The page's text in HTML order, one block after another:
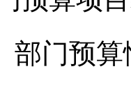
部门预算